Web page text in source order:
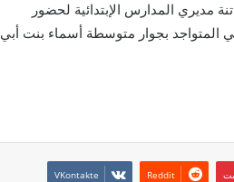
مديري المدارس الإبتدائية لحضور
السبت 2019/11/16 في الساعة 09 بالمقر الولائي المتواجد بجوار متوسطة أسماء بنت أبي